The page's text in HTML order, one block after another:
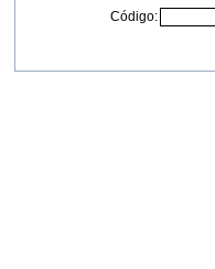
Código: